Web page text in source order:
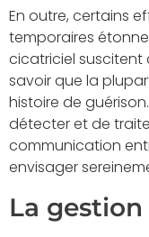
En outre, certains
temporaires
cicatriciel suscitent
savoir que la
histoire de
détecter et de
communication
envisager
La